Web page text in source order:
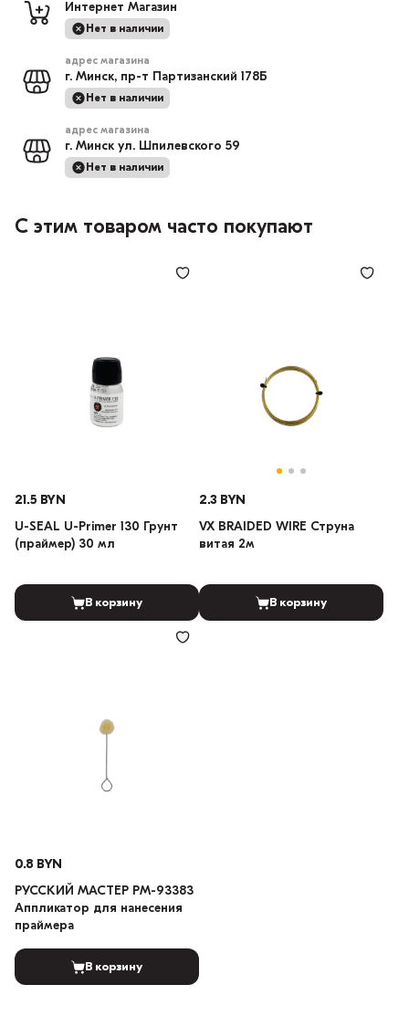
Интернет Магазин
Нет в наличии
адрес магазина
г. Минск, пр-т Партизанский 178Б
Нет в наличии
адрес магазина
г. Минск ул. Шпилевского 59
Нет в наличии
С этим товаром часто покупают
21.5 BYN
U-SEAL U-Primer 130 Грунт
(праймер) 30 мл
В корзину
2.3 BYN
VX BRAIDED WIRE Струна
витая 2м
В корзину
0.8 BYN
РУССКИЙ МАСТЕР РМ-93383
Аппликатор для нанесения
праймера
В корзину